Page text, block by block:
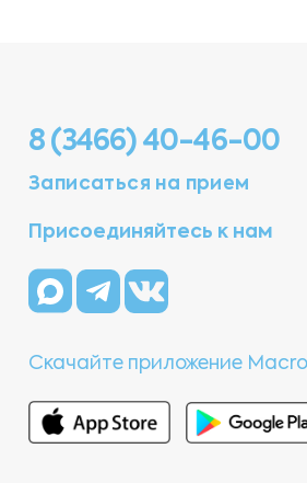
8 (3466) 40-46-00
Записаться на прием
Присоединяйтесь к нам
Скачайте приложение